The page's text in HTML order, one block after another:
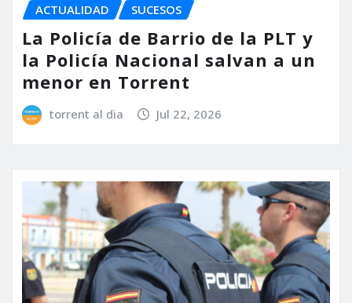
ACTUALIDAD SUCESOS
La Policía de Barrio de la PLT y
la Policía Nacional salvan a un
menor en Torrent
torrent al dia Jul 22, 2026